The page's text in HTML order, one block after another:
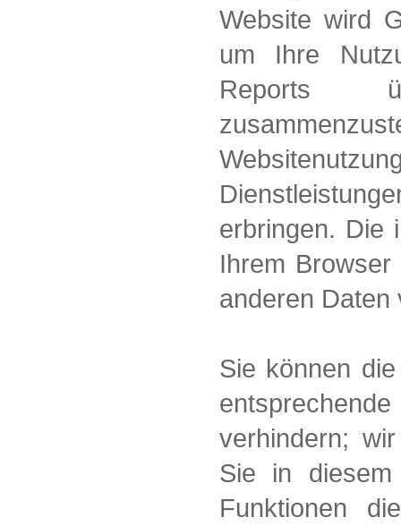
Website wird
um Ihre
Reports
erbringen. Die
Ihrem
anderen Daten
Sie können
verhindern;
Sie in diesem
Funktionen